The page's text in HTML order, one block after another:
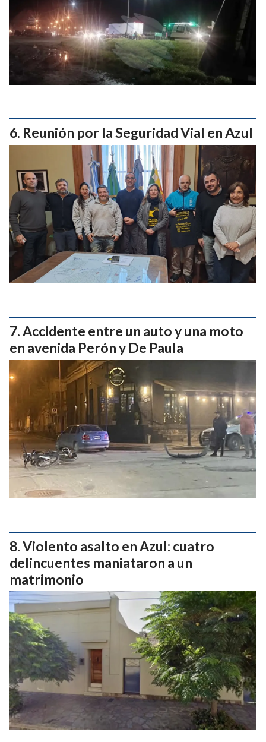
Reunión por la Seguridad Vial en Azul
Accidente entre un auto y una moto
en avenida Perón y De Paula
Violento asalto en Azul: cuatro
delincuentes maniataron a un
matrimonio